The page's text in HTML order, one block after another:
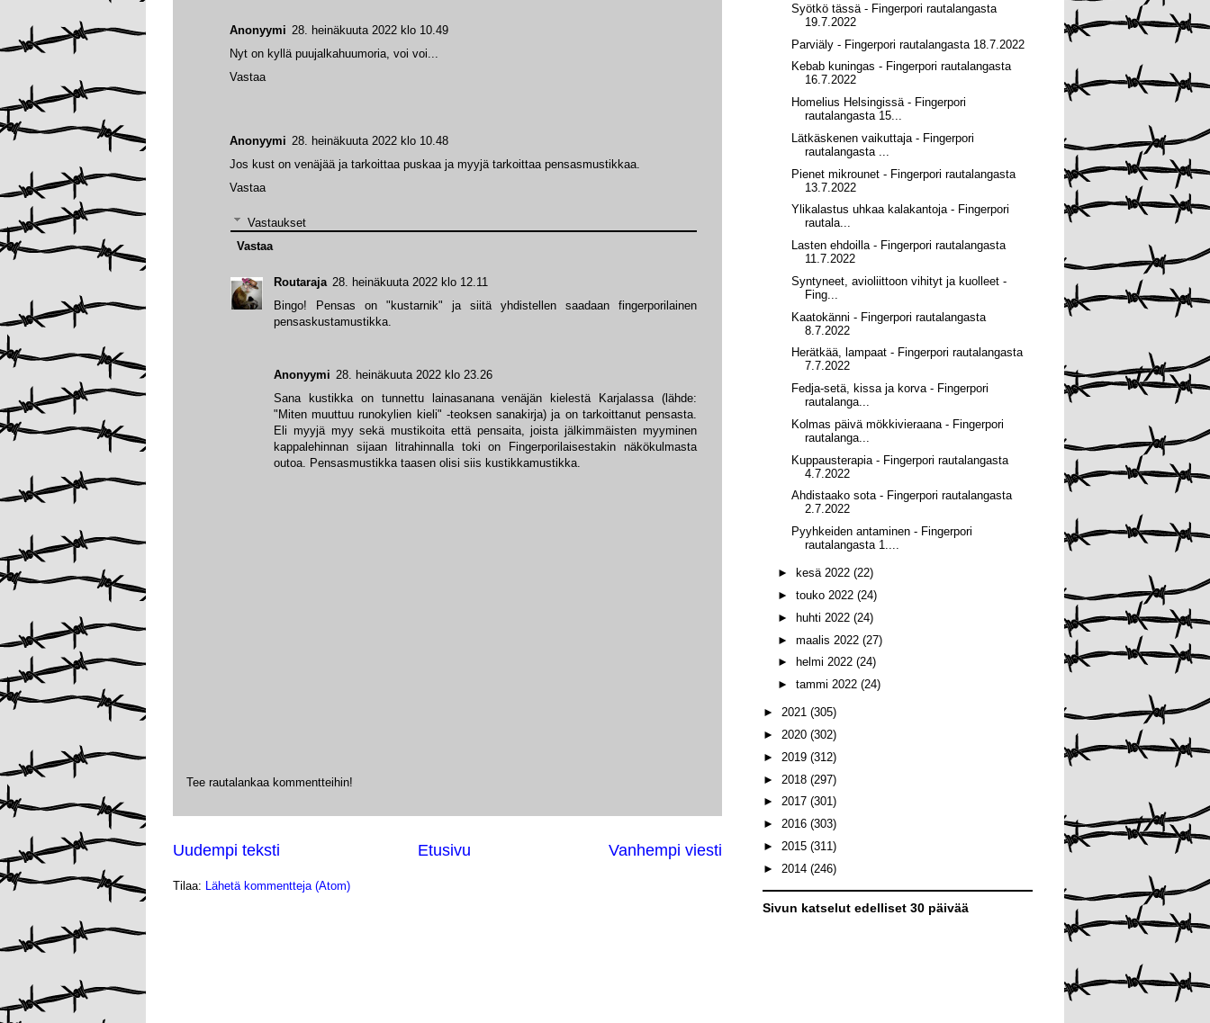
Anonyymi 28. heinäkuuta 2022 klo 10.48
Jos kust on venäjää ja tarkoittaa puskaa ja myyjä tarkoittaa pensasmustikkaa.
Vastaa
Vastaukset
Routaraja 28. heinäkuuta 2022 klo 12.11
Bingo! Pensas on "kustarnik" ja siitä yhdistellen saadaan fingerporilainen
pensaskustamustikka.
Anonyymi 28. heinäkuuta 2022 klo 23.26
Sana kustikka on tunnettu lainasanana venäjän kielestä Karjalassa (lähde:
"Miten muuttuu runokylien kieli" -teoksen sanakirja) ja on tarkoittanut pensasta.
Eli myyjä myy sekä mustikoita että pensaita, joista jälkimmäisten myyminen
kappalehinnan sijaan litrahinnalla toki on Fingerporilaisestakin näkökulmasta
outoa. Pensasmustikka taasen olisi siis kustikkamustikka.
Vastaa
Anonyymi 28. heinäkuuta 2022 klo 10.49
Nyt on kyllä puujalkahuumoria, voi voi...
Vastaa
Tee rautalankaa kommentteihin!
Uudempi teksti Vanhempi viesti
Etusivu
Tilaa: Lähetä kommentteja (Atom)
Syötkö tässä - Fingerpori rautalangasta
19.7.2022
Parviäly - Fingerpori rautalangasta 18.7.2022
Kebab kuningas - Fingerpori rautalangasta
16.7.2022
Homelius Helsingissä - Fingerpori
rautalangasta 15...
Lätkäskenen vaikuttaja - Fingerpori
rautalangasta ...
Pienet mikrounet - Fingerpori rautalangasta
13.7.2022
Ylikalastus uhkaa kalakantoja - Fingerpori
rautala...
Lasten ehdoilla - Fingerpori rautalangasta
11.7.2022
Syntyneet, avioliittoon vihityt ja kuolleet -
Fing...
Kaatokänni - Fingerpori rautalangasta
8.7.2022
Herätkää, lampaat - Fingerpori rautalangasta
7.7.2022
Fedja-setä, kissa ja korva - Fingerpori
rautalanga...
Kolmas päivä mökkivieraana - Fingerpori
rautalanga...
Kuppausterapia - Fingerpori rautalangasta
4.7.2022
Ahdistaako sota - Fingerpori rautalangasta
2.7.2022
Pyyhkeiden antaminen - Fingerpori
rautalangasta 1....
► kesä 2022 (22)
► touko 2022 (24)
►
huhti 2022 (24)
► maalis 2022 (27)
►
helmi 2022 (24)
► tammi 2022 (24)
► 2021 (305)
► 2020 (302)
► 2019 (312)
► 2018 (297)
► 2017 (301)
► 2016 (303)
► 2015 (311)
► 2014 (246)
Sivun katselut edelliset 30 päivää